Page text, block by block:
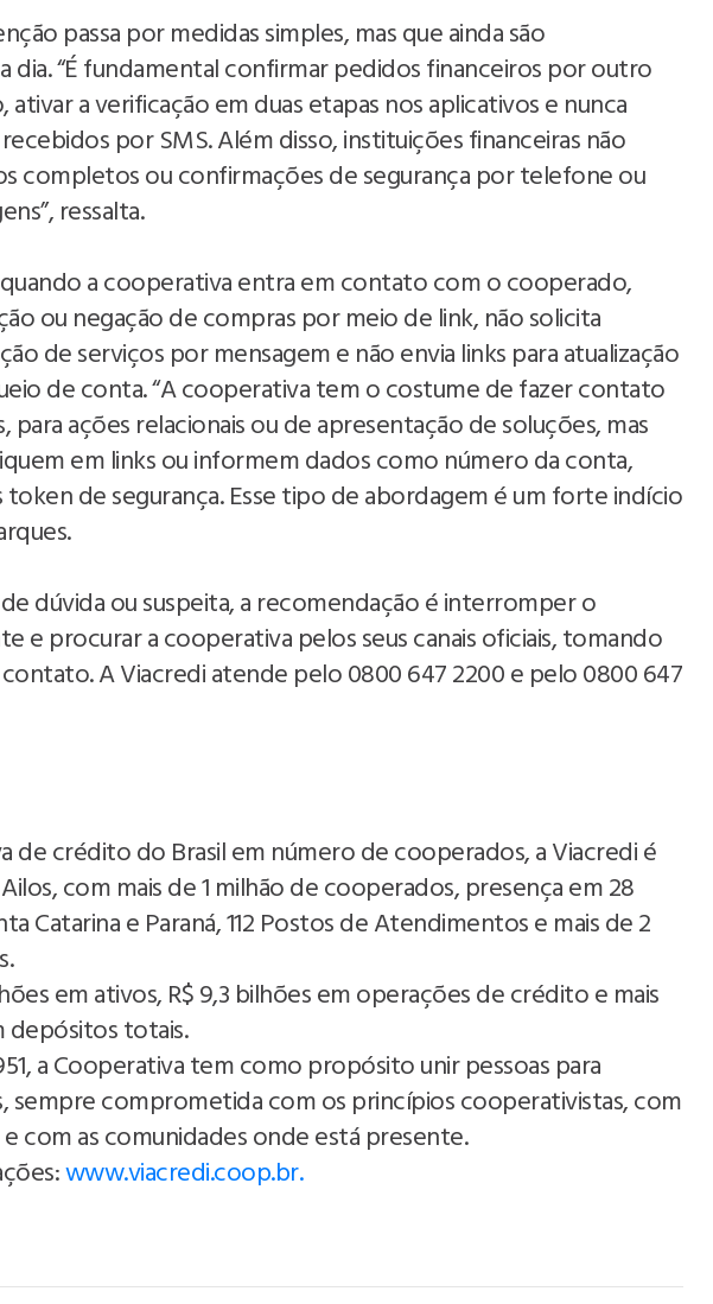
passa por medidas simples, mas que ainda são
dia. “É fundamental confirmar pedidos financeiros por outro
ativar a verificação em duas etapas nos aplicativos e nunca
por SMS. Além disso, instituições financeiras não
completos ou confirmações de segurança por telefone ou
ressalta.
a cooperativa entra em contato com o cooperado,
ou negação de compras por meio de link, não solicita
de serviços por mensagem e não envia links para atualização
de conta. “A cooperativa tem o costume de fazer contato
ações relacionais ou de apresentação de soluções, mas
em links ou informem dados como número da conta,
de segurança. Esse tipo de abordagem é um forte indício
dúvida ou suspeita, a recomendação é interromper o
e procurar a cooperativa pelos seus canais oficiais, tomando
A Viacredi atende pelo 0800 647 2200 e pelo 0800 647
de crédito do Brasil em número de cooperados, a Viacredi é
com mais de 1 milhão de cooperados, presença em 28
Catarina e Paraná, 112 Postos de Atendimentos e mais de 2
em ativos, R$ 9,3 bilhões em operações de crédito e mais
depósitos totais.
a Cooperativa tem como propósito unir pessoas para
sempre comprometida com os princípios cooperativistas, com
com as comunidades onde está presente.
www.viacredi.coop.br.